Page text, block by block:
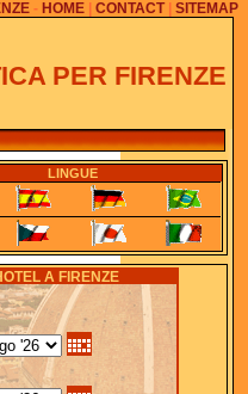
- HOME CONTACT| SITEMAP
PER FIRENZE
LINGUE
A FIRENZE